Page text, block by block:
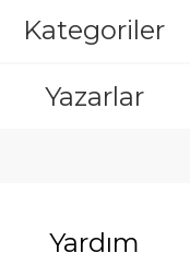
Kategoriler
Yazarlar
Yardım